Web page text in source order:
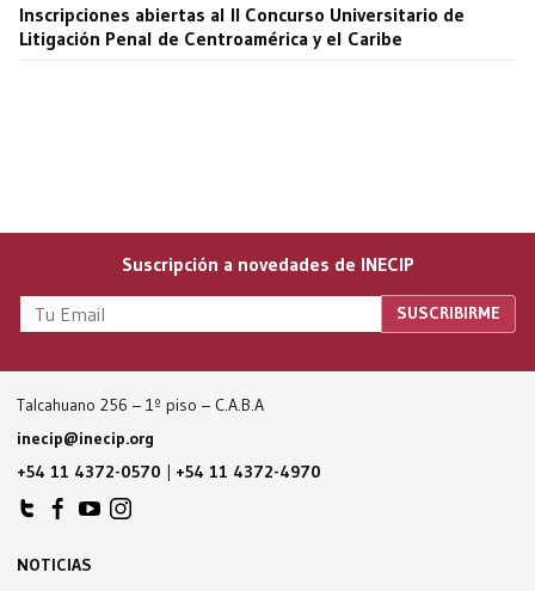
Inscripciones abiertas al II Concurso Universitario de
Litigación Penal de Centroamérica y el Caribe
Suscripción a novedades de INECIP
Talcahuano 256 – 1º piso – C.A.B.A
inecip@inecip.org
+54 11 4372-0570 | +54 11 4372-4970
NOTICIAS